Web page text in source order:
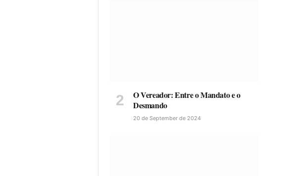
O Vereador: Entre o Mandato e o
Desmando
20 de September de 2024